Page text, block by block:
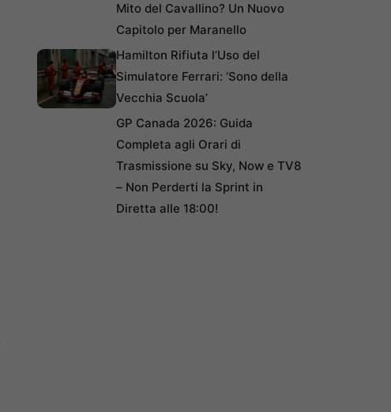
Mito del Cavallino? Un Nuovo
Capitolo per Maranello
Hamilton Rifiuta l’Uso del
Simulatore Ferrari: ‘Sono della
Vecchia Scuola’
GP Canada 2026: Guida
Completa agli Orari di
Trasmissione su Sky, Now e TV8
– Non Perderti la Sprint in
Diretta alle 18:00!